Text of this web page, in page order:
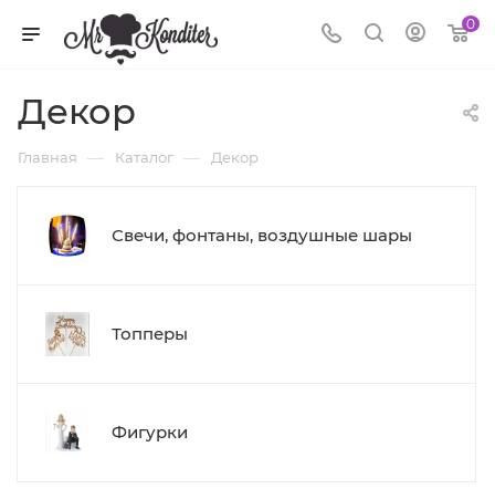
0
Декор
Главная — Каталог — Декор
Свечи, фонтаны, воздушные шары
Топперы
Фигурки